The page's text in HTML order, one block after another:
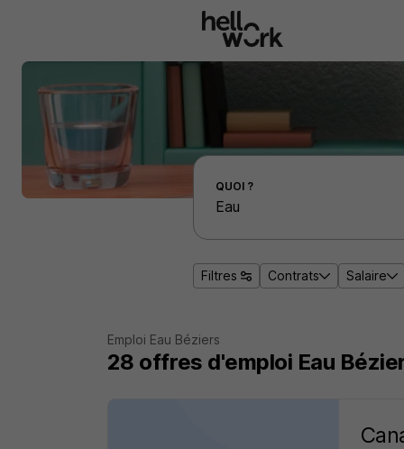
Effectuer une recherche d'emploi par localité
QUOI ?
Filtres Contrats Salaire
Emploi Eau Béziers
28 offres d'emploi Eau